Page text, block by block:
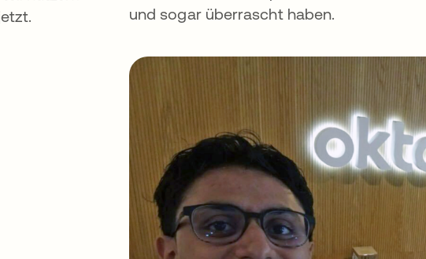
Registerkarte geöffnet
und sogar überrascht haben.